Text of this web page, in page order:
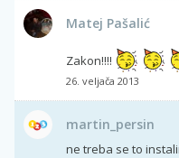
Matej Pašalić
Zakon!!!!
26. veljača 2013
martin_persin
ne treba se to